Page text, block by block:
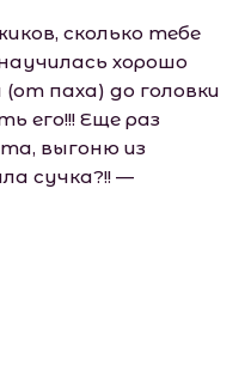
сколько тебе
хорошо
паха) до головки
его!!! Еще раз
выгоню из
сучка?!! —